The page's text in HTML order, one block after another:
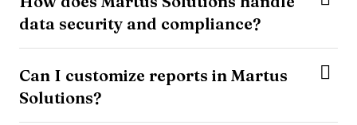
data security and compliance?
Can I customize reports in Martus
Solutions?